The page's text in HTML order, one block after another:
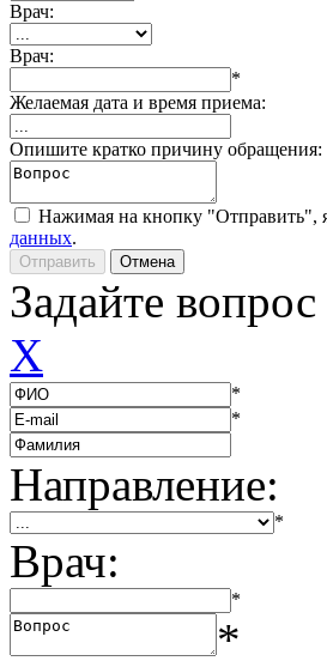
Врач:
Врач:
*
Желаемая дата и время приема:
Опишите кратко причину обращения:
Нажимая на кнопку "Отправить",
данных.
Задайте
X
*
*
Направление:
*
Врач:
*
*